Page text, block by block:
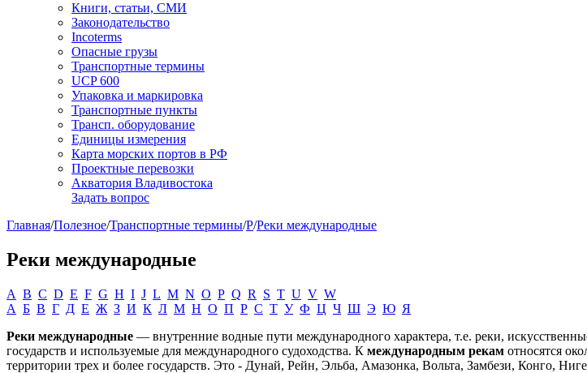
Книги, статьи, СМИ
Законодательство
Incoterms
Опасные грузы
Транспортные термины
UCP 600
Упаковка и маркировка
Транспортные пункты
Трансп. оборудование
Единицы измерения
Карта морских портов в РФ
Проектные перевозки
Акватория Владивостока
Задать вопрос
Главная/Полезное/Транспортные термины/Р/Реки международные
Реки международные
A B C D E F G H I J L M N O P Q R S T U V W
А Б В Г Д Е Ж З И К Л М Н О П Р С Т У Ф Ц Ч Ш Э Ю Я
Реки международные — внутренние водные пути международного характера, т.е. реки,
государств и используемые для международного судоходства. К международным рекам относятся
территории трех и более государств. Это - Дунай, Рейн, Эльба, Амазонка, Вольта, Замбези, Конго,